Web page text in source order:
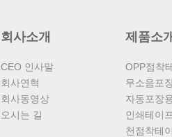
회사소개
CEO 인사말
회사연혁
회사동영상
오시는 길
제품소
OPP점착
무소음포
자동포장
인쇄테이
천점착테